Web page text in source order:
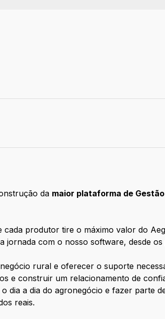
da maior plataforma de
cada produtor tire o máximo valor do
com o nosso software, desde
rural e oferecer o suporte
e construir um relacionamento de
dia a dia do agronegócio e fazer parte
reais.